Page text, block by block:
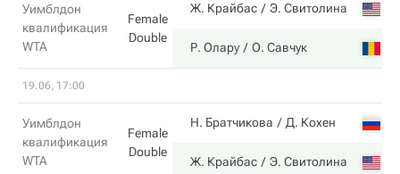
Уимблдон
квалификация
WTA
Female
Double
Ж. Крайбас Э. Свитолина
Р. Олару О. Савчук
19.06, 17:00
Уимблдон
квалификация
WTA
Female
Double
Н. Братчикова Д. Кохен
Ж. Крайбас Э. Свитолина